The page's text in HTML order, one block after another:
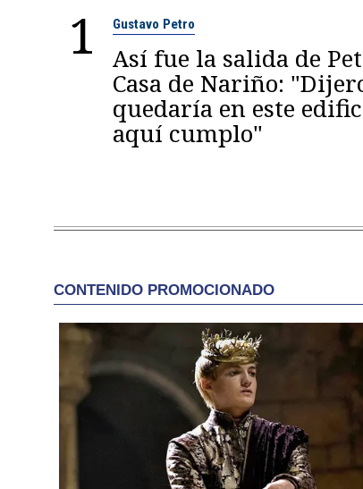
1 Gustavo Petro
Así fue la salida de
Casa de Nariño:
quedaría en este
aquí cumplo"